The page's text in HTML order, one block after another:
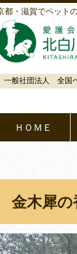
都・滋賀でペット
一般社団法人 全国
ＨＯＭＥ
金木犀